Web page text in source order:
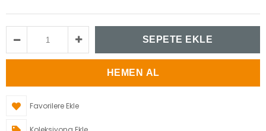
Favorilere Ekle